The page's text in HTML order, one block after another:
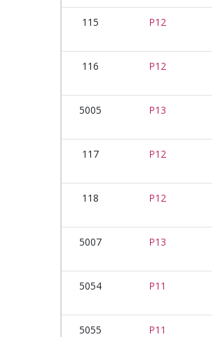
115 P12
116 P12
5005 P13
117 P12
118 P12
5007 P13
5054 P11
5055 P11